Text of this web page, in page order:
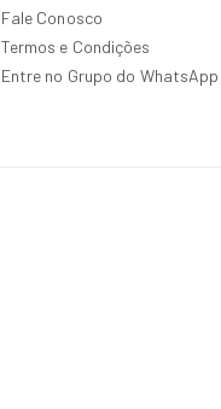
Fale Conosco
Termos e Condições
Entre no Grupo do WhatsApp